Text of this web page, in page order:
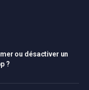
ou désactiver un
?